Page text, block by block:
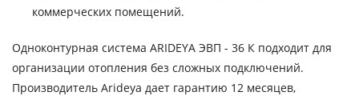
коммерческих помещений.
Одноконтурная система ARIDEYA ЭВП - 36 К подходит для
организации отопления без сложных подключений.
Производитель Arideya дает гарантию 12 месяцев,